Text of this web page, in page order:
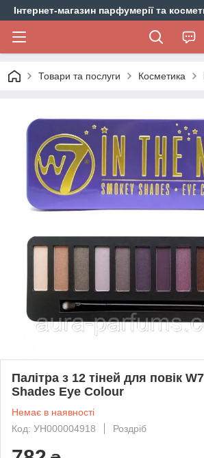
Інтернет-магазин парфумерії та
Товари та послуги Косметика
Палітра з 12 тіней для повік
Shades Eye Colour
Немає в наявності
Код: УН000004918
Роздріб